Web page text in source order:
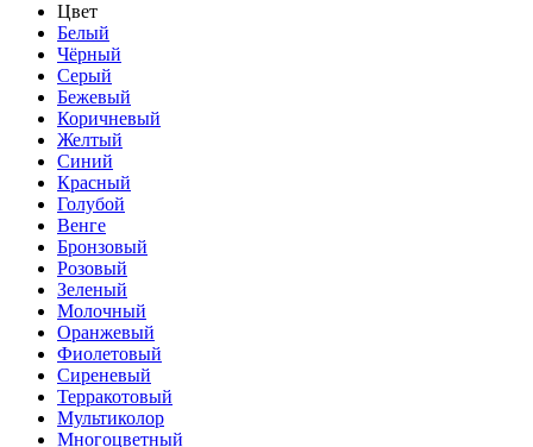
Цвет
Белый
Чёрный
Серый
Бежевый
Коричневый
Желтый
Синий
Красный
Голубой
Венге
Бронзовый
Розовый
Зеленый
Молочный
Оранжевый
Фиолетовый
Сиреневый
Терракотовый
Мультиколор
Многоцветный